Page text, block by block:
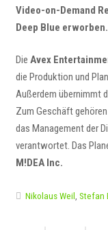
Video-on-Demand
Deep Blue erworben.
Die Avex
die Produktion und
Außerdem übernimmt
Zum Geschäft
das Management der
verantwortet. Das
M!DEA Inc.
Nikolaus Weil Stefan